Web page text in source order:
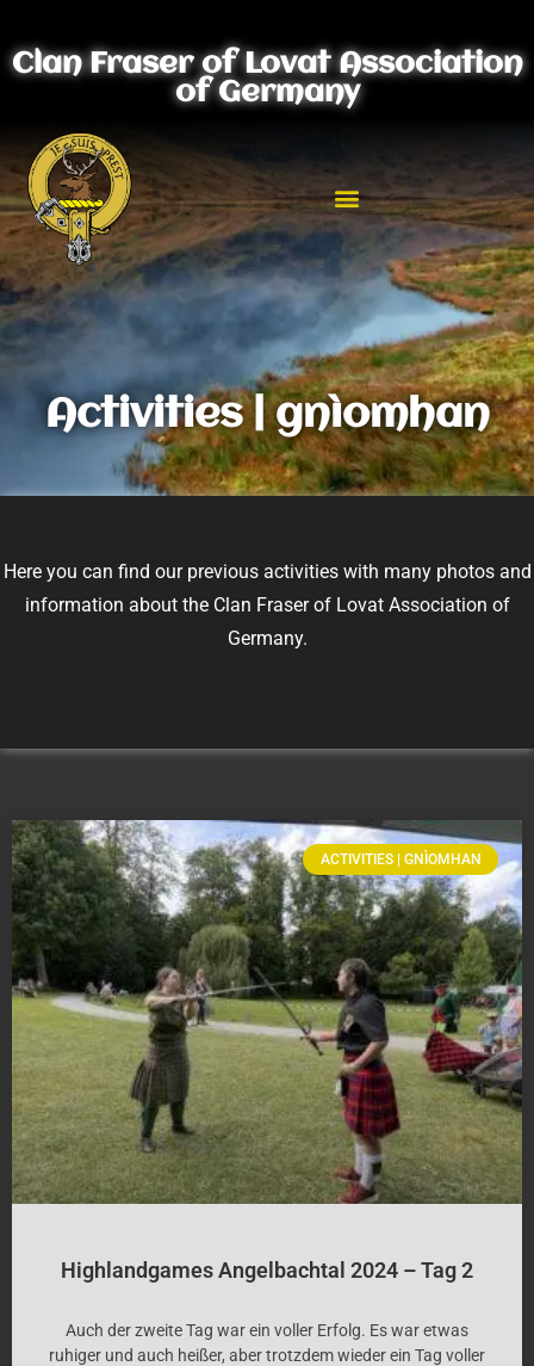
Clan Fraser of Lovat Association
of Germany
Activities | gnìomhan
Here you can find our previous activities with many photos and
information about the Clan Fraser of Lovat Association of
Germany.
ACTIVITIES | GNÌOMHAN
Highlandgames Angelbachtal 2024 – Tag 2
Auch der zweite Tag war ein voller Erfolg. Es war etwas
ruhiger und auch heißer, aber trotzdem wieder ein Tag voller